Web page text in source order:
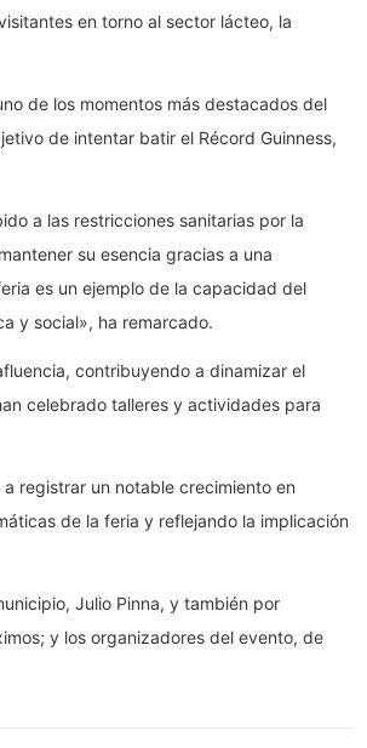
en torno al sector lácteo, la
de los momentos más destacados del
de intentar batir el Récord Guinness,
a las restricciones sanitarias por la
su esencia gracias a una
es un ejemplo de la capacidad del
y social», ha remarcado.
contribuyendo a dinamizar el
celebrado talleres y actividades para
registrar un notable crecimiento en
de la feria y reflejando la implicación
Julio Pinna, y también por
y los organizadores del evento, de